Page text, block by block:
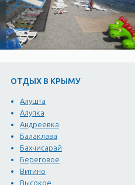
ОТДЫХ В КРЫМУ
Алушта
Алупка
Андреевка
Балаклава
Бахчисарай
Береговое
Витино
Высокое